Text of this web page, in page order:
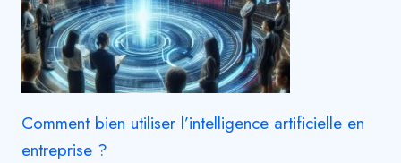
Comment bien utiliser l’intelligence artificielle en
entreprise ?